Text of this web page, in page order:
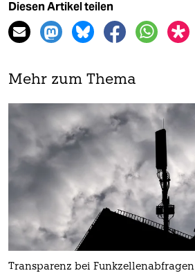
Diesen Artikel teilen
Mehr zum Thema
Transparenz bei Funkzellenabfragen